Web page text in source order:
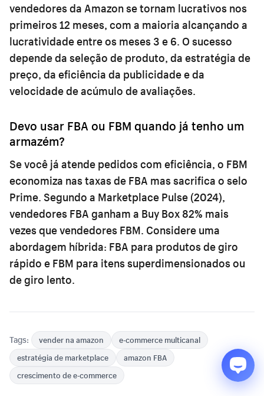
vendedores da Amazon se tornam lucrativos nos
primeiros 12 meses, com a maioria alcançando a
lucratividade entre os meses 3 e 6. O sucesso
depende da seleção de produto, da estratégia de
preço, da eficiência da publicidade e da
velocidade de acúmulo de avaliações.
Devo usar FBA ou FBM quando já tenho um
armazém?
Se você já atende pedidos com eficiência, o FBM
economiza nas taxas de FBA mas sacrifica o selo
Prime. Segundo a Marketplace Pulse (2024),
vendedores FBA ganham a Buy Box 82% mais
vezes que vendedores FBM. Considere uma
abordagem híbrida: FBA para produtos de giro
rápido e FBM para itens superdimensionados ou
de giro lento.
Tags: vender na amazon
e-commerce multicanal
estratégia de marketplace
amazon FBA
crescimento de e-commerce